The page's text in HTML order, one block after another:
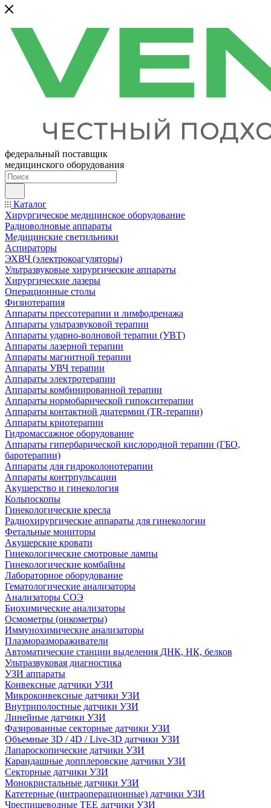
федеральный поставщик
медицинского оборудования
Каталог
Хирургическое медицинское оборудование
Радиоволновые аппараты
Медицинские светильники
Аспираторы
ЭХВЧ (электрокоагуляторы)
Ультразвуковые хирургические аппараты
Хирургические лазеры
Операционные столы
Физиотерапия
Аппараты прессотерапии и лимфодренажа
Аппараты ультразвуковой терапии
Аппараты ударно-волновой терапии (УВТ)
Аппараты лазерной терапии
Аппараты магнитной терапии
Аппараты УВЧ терапии
Аппараты электротерапии
Аппараты комбинированной терапии
Аппараты нормобарической гипокситерапии
Аппараты контактной диатермии (TR-терапии)
Аппараты криотерапии
Гидромассажное оборудование
Аппараты гипербарической кислородной терапии (ГБО,
баротерапии)
Аппараты для гидроколонотерапии
Аппараты контрпульсации
Акушерство и гинекология
Кольпоскопы
Гинекологические кресла
Радиохирургические аппараты для гинекологии
Фетальные мониторы
Акушерские кровати
Гинекологические смотровые лампы
Гинекологические комбайны
Лабораторное оборудование
Гематологические анализаторы
Анализаторы СОЭ
Биохимические анализаторы
Осмометры (онкометры)
Иммунохимические анализаторы
Плазморазмораживатели
Автоматические станции выделения ДНК, НК, белков
Ультразвуковая диагностика
УЗИ аппараты
Конвексные датчики УЗИ
Микроконвексные датчики УЗИ
Внутриполостные датчики УЗИ
Линейные датчики УЗИ
Фазированные секторные датчики УЗИ
Объемные 3D / 4D / Live-3D датчики УЗИ
Лапароскопические датчики УЗИ
Карандашные допплеровские датчики УЗИ
Секторные датчики УЗИ
Монокристальные датчики УЗИ
Катетерные (интраоперационные) датчики УЗИ
Чреспищеводные TEE датчики УЗИ